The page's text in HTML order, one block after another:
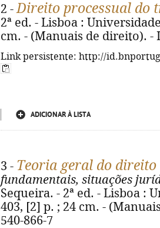
2 -Direito processual do
2ª ed. - Lisboa :
cm. - (Manuais de direito). -
Link persistente: http://
ADICIONAR À LISTA
3 - Teoria geral do
fundamentais, situações
Sequeira. - 2ª ed. - Lisboa :
403, [2] p. ; 24 cm. -
540-866-7